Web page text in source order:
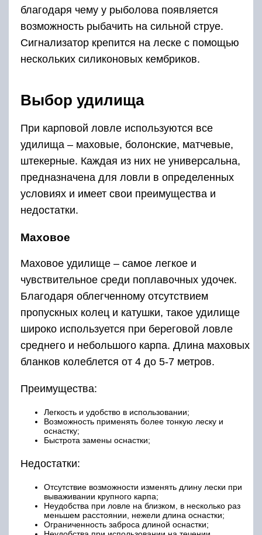
благодаря чему у рыболова появляется
возможность рыбачить на сильной струе.
Сигнализатор крепится на леске с помощью
нескольких силиконовых кембриков.
Выбор удилища
При карповой ловле используются все
удилища – маховые, болонские, матчевые,
штекерные. Каждая из них не универсальна,
предназначена для ловли в определенных
условиях и имеет свои преимущества и
недостатки.
Маховое
Маховое удилище – самое легкое и
чувствительное среди поплавочных удочек.
Благодаря облегченному отсутствием
пропускных колец и катушки, такое удилище
широко используется при береговой ловле
среднего и небольшого карпа. Длина маховых
бланков колеблется от 4 до 5-7 метров.
Преимущества:
Легкость и удобство в использовании;
Возможность применять более тонкую леску и
оснастку;
Быстрота замены оснастки;
Недостатки:
Отсутствие возможности изменять длину лески при
вываживании крупного карпа;
Неудобства при ловле на близком, в несколько раз
меньшем расстоянии, нежели длина оснастки;
Ограниченность заброса длиной оснастки;